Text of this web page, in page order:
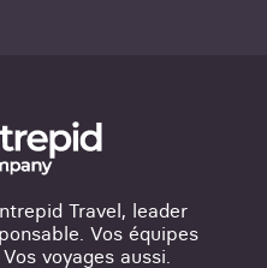
Travel, leader
Vos équipes
voyages aussi.